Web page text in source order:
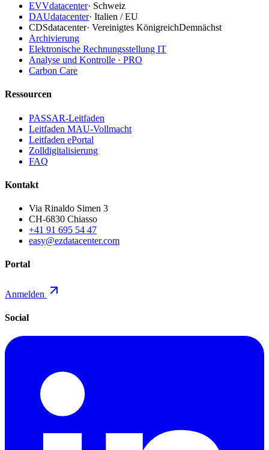
EVVdatacenter· Schweiz
DAUdatacenter· Italien / EU
CDSdatacenter· Vereinigtes KönigreichDemnächst
Archivierung
Elektronische Rechnungsstellung IT
Analyse und Kontrolle · PRO
Carbon Care
Ressourcen
PASSAR-Leitfaden
Leitfaden MAU-Vollmacht
Leitfaden ePortal
Zolldigitalisierung
FAQ
Kontakt
Via Rinaldo Simen 3
CH-6830 Chiasso
+41 91 695 54 47
easy@ezdatacenter.com
Portal
Anmelden
Social